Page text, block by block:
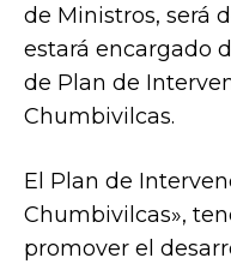
de Ministros, será
estará encargado
de Plan de
Chumbivilcas.
El Plan de
Chumbivilcas»,
promover el